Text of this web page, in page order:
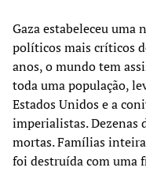
Gaza estabeleceu uma
políticos mais críticos
anos, o mundo tem
toda uma população,
Estados Unidos e a
imperialistas. Dezenas
mortas. Famílias
foi destruída com uma